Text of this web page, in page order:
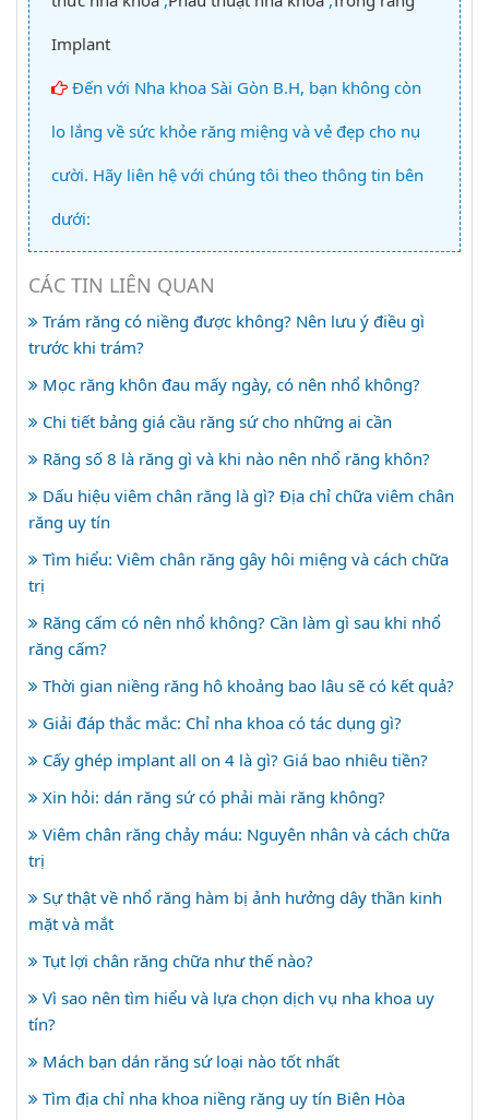
Implant
Đến với Nha khoa Sài Gòn B.H, bạn không còn
lo lắng về sức khỏe răng miệng và vẻ đẹp cho nụ
cười. Hãy liên hệ với chúng tôi theo thông tin bên
dưới:
CÁC TIN LIÊN QUAN
Trám răng có niềng được không? Nên lưu ý điều gì
trước khi trám?
Mọc răng khôn đau mấy ngày, có nên nhổ không?
Chi tiết bảng giá cầu răng sứ cho những ai cần
Răng số 8 là răng gì và khi nào nên nhổ răng khôn?
Dấu hiệu viêm chân răng là gì? Địa chỉ chữa viêm chân
răng uy tín
Tìm hiểu: Viêm chân răng gây hôi miệng và cách chữa
trị
Răng cấm có nên nhổ không? Cần làm gì sau khi nhổ
răng cấm?
Thời gian niềng răng hô khoảng bao lâu sẽ có kết quả?
Giải đáp thắc mắc: Chỉ nha khoa có tác dụng gì?
Cấy ghép implant all on 4 là gì? Giá bao nhiêu tiền?
Xin hỏi: dán răng sứ có phải mài răng không?
Viêm chân răng chảy máu: Nguyên nhân và cách chữa
trị
Sự thật về nhổ răng hàm bị ảnh hưởng dây thần kinh
mặt và mắt
Tụt lợi chân răng chữa như thế nào?
Vì sao nên tìm hiểu và lựa chọn dịch vụ nha khoa uy
tín?
Mách bạn dán răng sứ loại nào tốt nhất
Tìm địa chỉ nha khoa niềng răng uy tín Biên Hòa